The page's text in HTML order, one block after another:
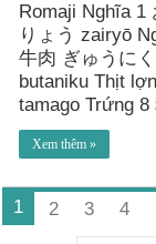
Romaji Nghĩa 1
りょう zairyō
牛肉 ぎゅうに
butaniku Thịt
tamago Trứng
Xem thêm »
1 2 3 4